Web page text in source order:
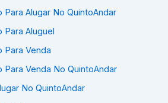
Alugar No QuintoAndar
Para Aluguel
Para Venda
Para Venda No QuintoAndar
No QuintoAndar